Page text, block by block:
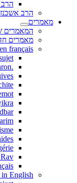
הרב
הרב
מאמרים
המאמרים
מאמרים
français
.Articles en français - par ordre chron
English